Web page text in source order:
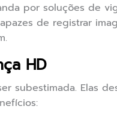
por soluções de
de registrar
HD
subestimada. Elas